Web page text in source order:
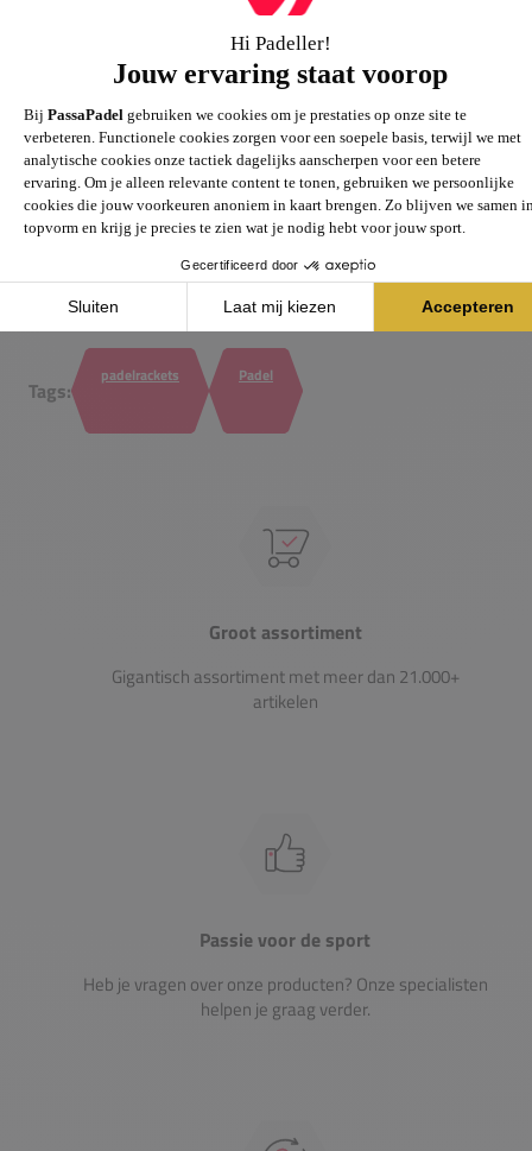
Speel als een kampioen
De HEAD x Arturo Coello-collectie is niet zomaar een serie
rackets, maar een eerbetoon aan de kracht, passie en stijl
van de wereldtopper. Of je nu een ambitieuze beginner
bent of een ervaren speler, met deze collectie speel je met
dezelfde uitrusting als een kampioen van deze sport.
Ben jij klaar om jouw padel game te upgraden? Ontdek de
collectie nu en ervaar de perfecte combinatie van
technologie, design en Coello’s unieke speelstijl!
Tags:
padelrackets Padel
Groot assortiment
Gigantisch assortiment met meer dan 21.000+
artikelen
Passie voor de sport
Heb je vragen over onze producten? Onze specialisten
helpen je graag verder.